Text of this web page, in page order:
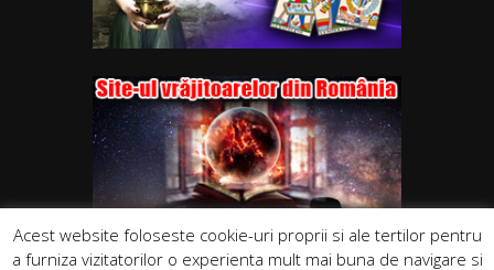
Acest website foloseste cookie-uri proprii si ale tertilor pentru
a furniza vizitatorilor o experienta mult mai buna de navigare si